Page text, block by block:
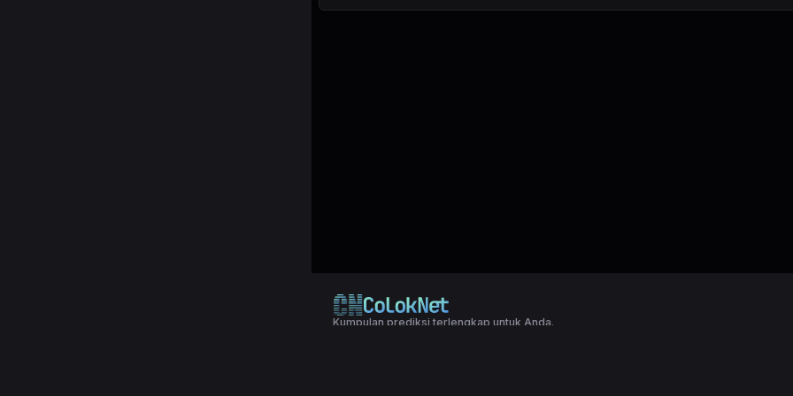
Kumpulan prediksi terlengkap untuk Anda.